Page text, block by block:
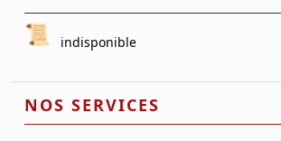
indisponible
NOS SERVICES